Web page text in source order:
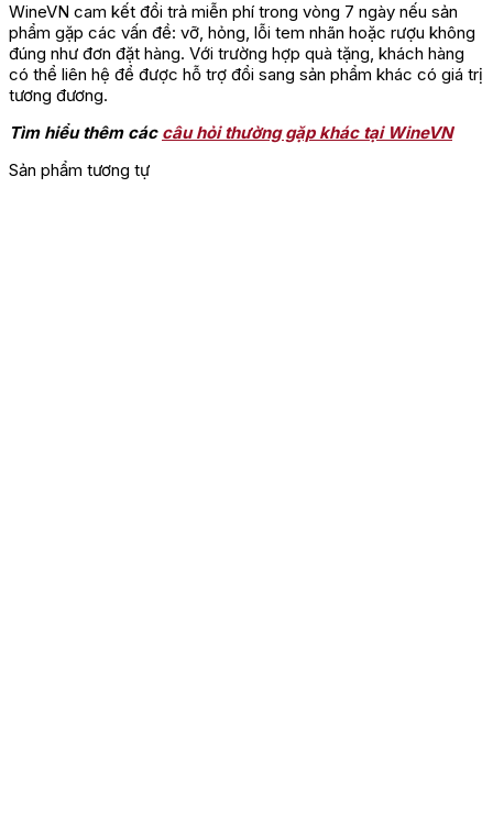
WineVN cam kết đổi trả miễn phí trong vòng 7 ngày nếu sản
phẩm gặp các vấn đề: vỡ, hỏng, lỗi tem nhãn hoặc rượu không
đúng như đơn đặt hàng. Với trường hợp quà tặng, khách hàng
có thể liên hệ để được hỗ trợ đổi sang sản phẩm khác có giá trị
tương đương.
Tìm hiểu thêm các câu hỏi thường gặp khác tại WineVN
Sản phẩm tương tự